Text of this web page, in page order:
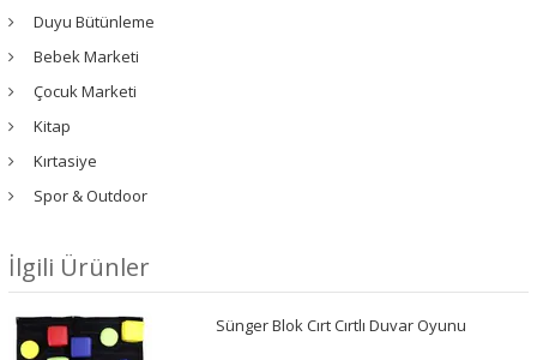
Duyu Bütünleme
Bebek Marketi
Çocuk Marketi
Kitap
Kırtasiye
Spor & Outdoor
İlgili Ürünler
Sünger Blok Cırt Cırtlı Duvar Oyunu